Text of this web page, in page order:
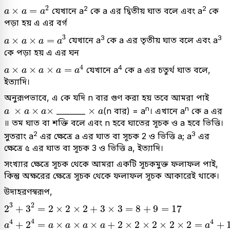
a × a = a2
× a যেখানে a2 কে a এর দ্বিতীয় ঘাত বলে এবং a2 কে
পড়া হয় এ এর বর্গ
a × a × a = a3 যেখানে a3 কে a এর তৃতীয় ঘাত বলে এবং a3
কে পড়া হয় এ এর ঘন
a × a × a × a = a4 যেখানে a4 কে a এর চতুর্থ ঘাত বলে,
ইত্যাদি।
অনুরূপভাবে, এ কে যদি n বার গুণ করা হয় তবে আমরা পাই
a × a × a×
a ×a× a× × a
× a(n বার) = an । এখানে an কে a এর
॥ তম ঘাত বা শক্তি বলে এবং n হবে ঘাতের সূচক ও a হবে ভিত্তি।
সুতরাং a2 এর ক্ষেত্রে a এর ঘাত বা সূচক 2 ও ভিত্তি a; a3 এর
ক্ষেত্রে ৫ এর ঘাত বা সূচক 3 ও ভিত্তি a, ইত্যাদি।
সংখ্যার ক্ষেত্রে সূচক থেকে আমরা একটি সূচকমুক্ত ফলাফল পাই,
কিন্তু অক্ষরের ক্ষেত্রে সূচক থেকে ফলাফল সূচক আকারেই থাকে।
উদাহরণস্বরূপ,
23 + 32 = 2 × 2 × 2 + 3 × 3 = 8 + 9 = 17
23 32 2× ×2 3 3= +9 17
a4 + 24 = a × a × a × a + 2 × 2 × 2 × 2 × 2 = a4 +
4 24 2 × =a +